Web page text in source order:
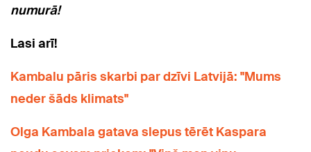
numurā!
Lasi arī!
Kambalu pāris skarbi par dzīvi Latvijā: "Mums
neder šāds klimats"
Olga Kambala gatava slepus tērēt Kaspara